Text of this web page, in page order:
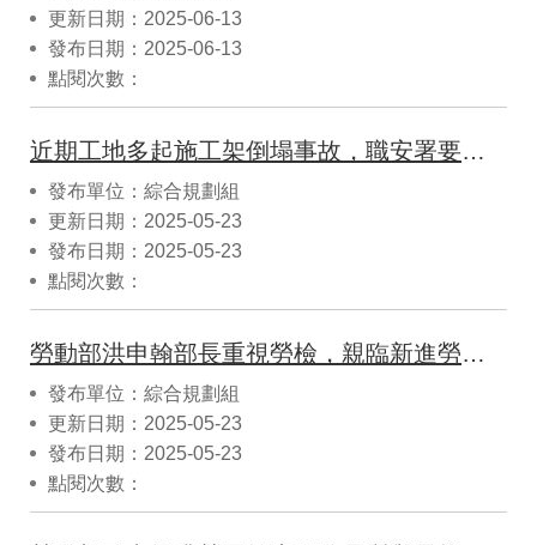
更新日期：2025-06-13
發布日期：2025-06-13
點閱次數：
近期工地多起施工架倒塌事故，職安署要求業者落實組拆作業安全
發布單位：綜合規劃組
更新日期：2025-05-23
發布日期：2025-05-23
點閱次數：
勞動部洪申翰部長重視勞檢，親臨新進勞動檢查員訓練班勉勵
發布單位：綜合規劃組
更新日期：2025-05-23
發布日期：2025-05-23
點閱次數：